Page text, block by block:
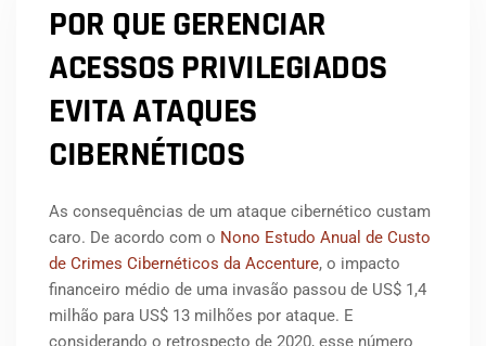
POR QUE GERENCIAR
ACESSOS PRIVILEGIADOS
EVITA ATAQUES
CIBERNÉTICOS
As consequências de um ataque cibernético custam
caro. De acordo com o Nono Estudo Anual de Custo
de Crimes Cibernéticos da Accenture, o impacto
financeiro médio de uma invasão passou de US$ 1,4
milhão para US$ 13 milhões por ataque. E
considerando o retrospecto de 2020, esse número